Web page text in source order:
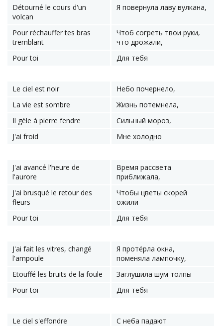
Détourné le cours d'un
volcan
Я повернула лаву вулкана,
Pour réchauffer tes bras
tremblant
Чтоб согреть твои руки,
что дрожали,
Pour toi
Для тебя
Le ciel est noir
Небо почернело,
La vie est sombre
Жизнь потемнела,
Il gèle à pierre fendre
Сильный мороз,
J'ai froid
Мне холодно
J'ai avancé l'heure de
l'aurore
Время рассвета
приближала,
J'ai brusqué le retour des
fleurs
Чтобы цветы скорей
ожили
Pour toi
Для тебя
J'ai fait les vitres, changé
l'ampoule
Я протёрла окна,
поменяла лампочку,
Etouffé les bruits de la foule
Заглушила шум толпы
Pour toi
Для тебя
Le ciel s'effondre
С неба падают